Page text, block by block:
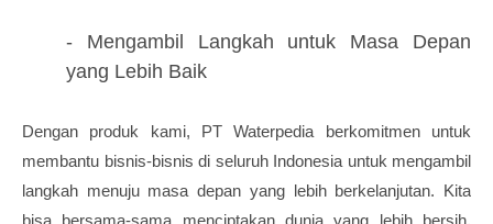
- Mengambil Langkah untuk Masa Depan
yang Lebih Baik
Dengan produk kami, PT Waterpedia berkomitmen untuk
membantu bisnis-bisnis di seluruh Indonesia untuk mengambil
langkah menuju masa depan yang lebih berkelanjutan. Kita